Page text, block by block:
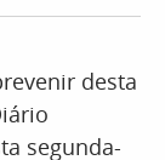
desta
segunda-